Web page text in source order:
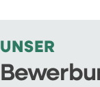
UNSER